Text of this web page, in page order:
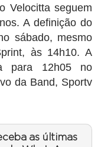
Velocitta seguem
A definição do
sábado, mesmo
às 14h10. A
para 12h05 no
da Band, Sportv
as últimas